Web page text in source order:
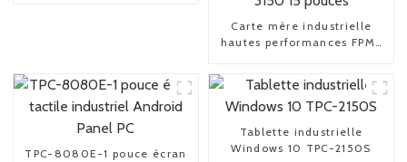
Carte mère industrielle
hautes performances FPM-
TPC-8080E-1 pouce écran
Tablette industrielle
Windows 10 TPC-2150S